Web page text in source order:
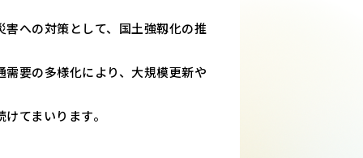
への対策として、国土強靱化の推
要の多様化により、大規模更新や
てまいります。